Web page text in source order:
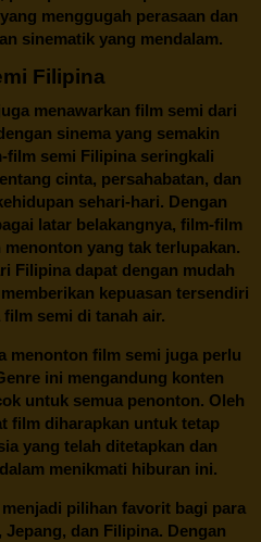
yang menggugah perasaan dan
sinematik yang mendalam.
Filipina
menawarkan film semi dari
sinema yang semakin
film semi Filipina seringkali
cinta, persahabatan, dan
sehari-hari. Dengan
latar belakangnya, film-film
yang tak terlupakan.
Filipina dapat dengan mudah
kepuasan tersendiri
semi di tanah air.
menonton film semi juga perlu
ini mengandung konten
untuk semua penonton. Oleh
film diharapkan untuk tetap
yang telah ditetapkan dan
menikmati hiburan ini.
pilihan favorit bagi para
Jepang, dan Filipina. Dengan